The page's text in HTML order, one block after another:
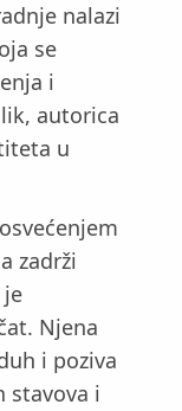
nalazi
se
i
autorica
u
zadrži
je
Njena
i poziva
stavova i